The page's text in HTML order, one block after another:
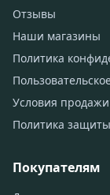
Отзывы
Наши магазины
Политика
Условия
Политика
Покупателям